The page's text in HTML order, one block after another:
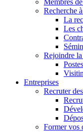
Membres
Recherche
La
Les
Rejoindre
Entreprises
Recruter
Former vos